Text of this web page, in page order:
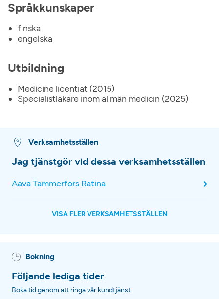
Språkkunskaper
finska
engelska
Utbildning
Medicine licentiat (2015)
Specialistläkare inom allmän medicin (2025)
Verksamhetsställen
Jag tjänstgör vid dessa verksamhetsställen
Aava Tammerfors Ratina
VISA FLER VERKSAMHETSSTÄLLEN
Bokning
Följande lediga tider
Boka tid genom att ringa vår kundtjänst